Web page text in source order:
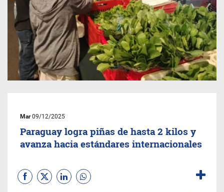
Mar09/12/2025
Paraguay logra piñas de hasta 2 kilos y
avanza hacia estándares internacionales